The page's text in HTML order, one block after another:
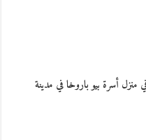
منزل أسرة بيو باروخا في مدينة